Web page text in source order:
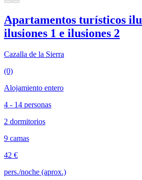
Apartamentos turísticos
ilusiones 1 e ilusiones 2
Cazalla de la Sierra
(0)
Alojamiento entero
4 - 14 personas
2 dormitorios
9 camas
42 €
pers./noche (aprox.)